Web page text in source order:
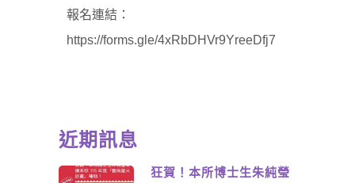
報名連結：
https://forms.gle/4xRbDHVr9YreeDfj7
近期訊息
狂賀！本所博士生朱純瑩